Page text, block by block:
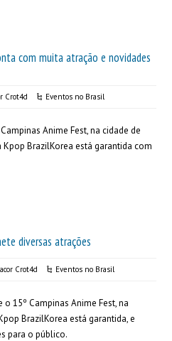
com muita atração e novidades
Crot4d Eventos no Brasil
Anime Fest, na cidade de
Kpop BrazilKorea está garantida com
diversas atrações
Crot4d Eventos no Brasil
15º Campinas Anime Fest, na
BrazilKorea está garantida, e
para o público.